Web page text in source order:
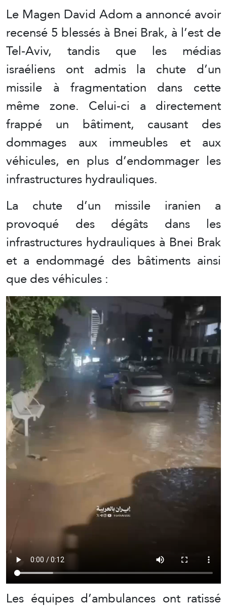
Le Magen David Adom a annoncé avoir
recensé 5 blessés à Bnei Brak, à l’est de
Tel-Aviv, tandis que les médias
israéliens ont admis la chute d’un
missile à fragmentation dans cette
même zone. Celui-ci a directement
frappé un bâtiment, causant des
dommages aux immeubles et aux
véhicules, en plus d’endommager les
infrastructures hydrauliques.
La chute d’un missile iranien a
provoqué des dégâts dans les
infrastructures hydrauliques à Bnei Brak
et a endommagé des bâtiments ainsi
que des véhicules :
Les équipes d’ambulances ont ratissé